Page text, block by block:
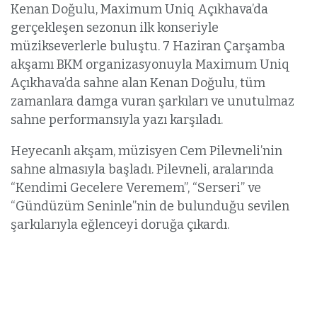
Kenan Doğulu, Maximum Uniq Açıkhava’da
gerçekleşen sezonun ilk konseriyle
müzikseverlerle buluştu. 7 Haziran Çarşamba
akşamı BKM organizasyonuyla Maximum Uniq
Açıkhava’da sahne alan Kenan Doğulu, tüm
zamanlara damga vuran şarkıları ve unutulmaz
sahne performansıyla yazı karşıladı.
Heyecanlı akşam, müzisyen Cem Pilevneli’nin
sahne almasıyla başladı. Pilevneli, aralarında
“Kendimi Gecelere Veremem”, “Serseri” ve
“Gündüzüm Seninle”nin de bulunduğu sevilen
şarkılarıyla eğlenceyi doruğa çıkardı.